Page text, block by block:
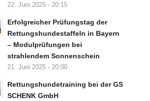
22. Juni 2025 - 20:15
Erfolgreicher Prüfungstag der
Rettungshundestaffeln in Bayern
– Modulprüfungen bei
strahlendem Sonnenschein
21. Juni 2025 - 20:00
Rettungshundetraining bei der GS
SCHENK GmbH